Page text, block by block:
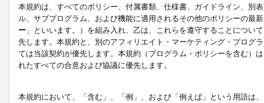
本規約は、すべてのポリシー、付属書類、仕様書、ガイドライン、別
ル、サブプログラム、および機能に適用されるその他のポリシーの最
ー 」といいます。）を組み入れ、乙は、これらを遵守することにつ
先します。本規約と、別のアフィリエイト・マーケティング・プログ
ては当該契約が優先します。本規約（プログラム・ポリシーを含む）
れたすべての合意および協議に優先します。
本規約において、「含む」、「例」、および「例えば」という用語は